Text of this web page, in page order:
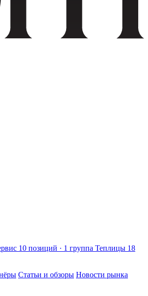
10 позиций · 1 группа Теплицы 18
Статьи и обзоры Новости рынка